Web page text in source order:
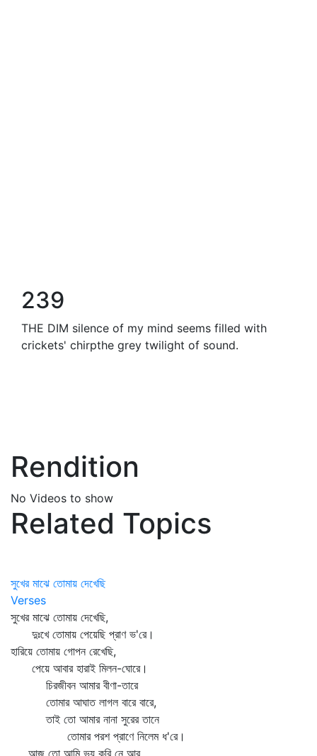
239
THE DIM silence of my mind seems filled with
crickets' chirpthe grey twilight of sound.
Rendition
No Videos to show
Related Topics
সুখের মাঝে তোমায় দেখেছি
Verses
সুখের মাঝে তোমায় দেখেছি,
দুঃখে তোমায় পেয়েছি প্রাণ ভ'রে।
হারিয়ে তোমায় গোপন রেখেছি,
পেয়ে আবার হারাই মিলন-ঘোরে।
চিরজীবন আমার বীণা-তারে
তোমার আঘাত লাগল বারে বারে,
তাই তো আমার নানা সুরের তানে
তোমার পরশ প্রাণে নিলেম ধ'রে।
আজ তো আমি ভয় করি নে আর